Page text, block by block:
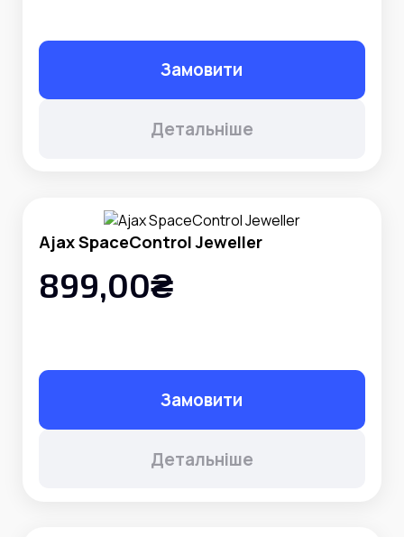
Замовити
Детальніше
Ajax SpaceControl Jeweller
899,00₴
Замовити
Детальніше